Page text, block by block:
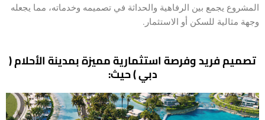
المشروع يجمع بين الرفاهية والحداثة في تصميمه وخدماته، مما يجعله
وجهة مثالية للسكن أو الاستثمار.
تصميم فريد وفرصة استثمارية مميزة بمدينة الأحلام (
دبي ) حيث: